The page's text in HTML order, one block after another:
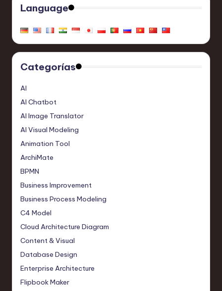
Language
Categorías
AI
AI Chatbot
AI Image Translator
AI Visual Modeling
Animation Tool
ArchiMate
BPMN
Business Improvement
Business Process Modeling
C4 Model
Cloud Architecture Diagram
Content & Visual
Database Design
Enterprise Architecture
Flipbook Maker